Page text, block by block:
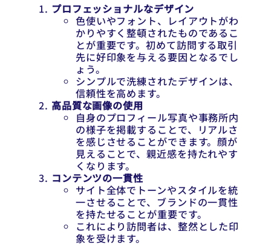
プロフェッショナルなデザイン
色使いやフォント、レイアウトがわ
かりやすく整頓されたものであるこ
とが重要です。初めて訪問する取引
先に好印象を与える要因となるでし
ょう。
シンプルで洗練されたデザインは、
信頼性を高めます。
高品質な画像の使用
自身のプロフィール写真や事務所内
の様子を掲載することで、リアルさ
を感じさせることができます。顔が
見えることで、親近感を持たれやす
くなります。
コンテンツの一貫性
サイト全体でトーンやスタイルを統
一させることで、ブランドの一貫性
を持たせることが重要です。
これにより訪問者は、整然とした印
象を受けます。